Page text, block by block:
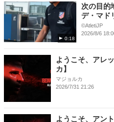
0:18
次の目的
デ・マド
©️AtletiJP
2026/8/6
ようこそ、アレ
カ】
マジョルカ
2026/7/31 21:26
ようこそ、アン